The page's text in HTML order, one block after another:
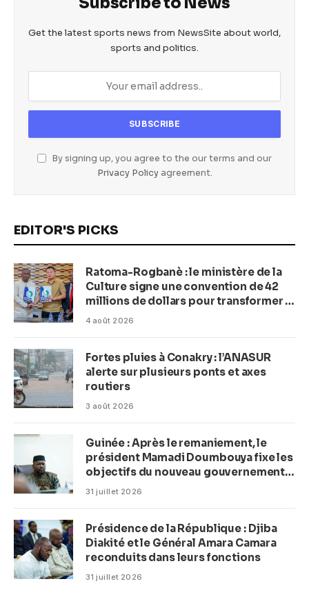
Get the latest sports news from NewsSite about world,
sports and politics.
By signing up, you agree to the our terms and our
Privacy Policyagreement.
EDITOR'S PICKS
Ratoma-Rogbanè : le ministère de la
Culture signe une convention de 42
millions de dollars pour transformer la
plage en complexe balnéaire
4 août 2026
Fortes pluies à Conakry : l’ANASUR
alerte sur plusieurs ponts et axes
routiers
3 août 2026
Guinée : Après le remaniement, le
président Mamadi Doumbouya fixe les
objectifs du nouveau gouvernement
(CM)
31 juillet 2026
Présidence de la République : Djiba
Diakité et le Général Amara Camara
reconduits dans leurs fonctions
31 juillet 2026